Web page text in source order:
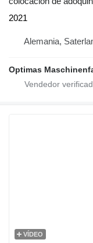
2021
Alemania,
Optimas
VÍDEO